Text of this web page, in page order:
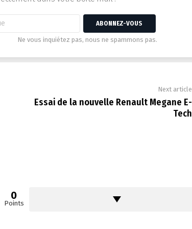
Ne vous inquiétez pas, nous ne spammons pas.
Next article
Essai de la nouvelle Renault Megane E-
Tech
0
Points